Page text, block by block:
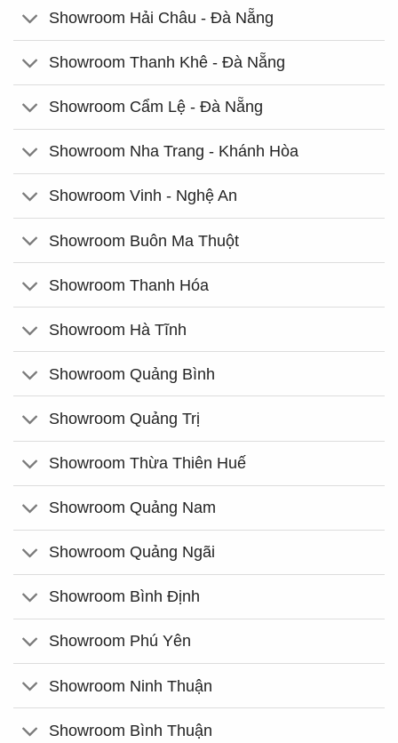
Showroom Hải Châu - Đà Nẵng
Showroom Thanh Khê - Đà Nẵng
Showroom Cẩm Lệ - Đà Nẵng
Showroom Nha Trang - Khánh Hòa
Showroom Vinh - Nghệ An
Showroom Buôn Ma Thuột
Showroom Thanh Hóa
Showroom Hà Tĩnh
Showroom Quảng Bình
Showroom Quảng Trị
Showroom Thừa Thiên Huế
Showroom Quảng Nam
Showroom Quảng Ngãi
Showroom Bình Định
Showroom Phú Yên
Showroom Ninh Thuận
Showroom Bình Thuận